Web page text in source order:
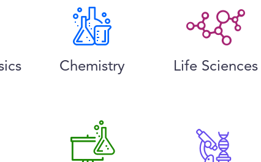
Chemistry Life Sciences